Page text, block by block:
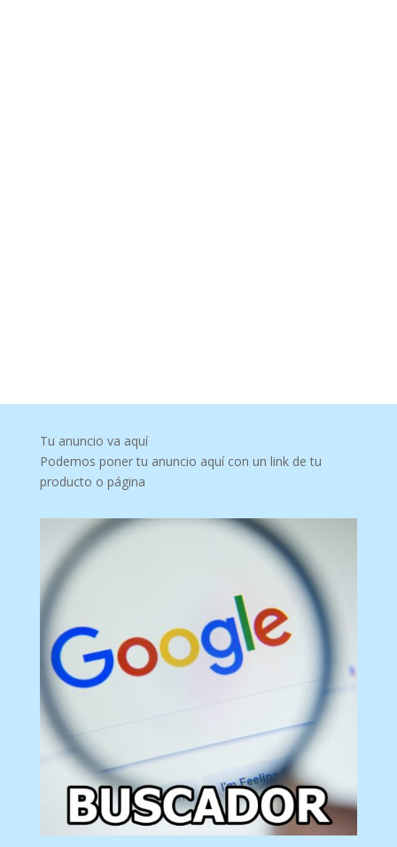
Tu anuncio va aquí
Podemos poner tu anuncio aquí con un link de tu
producto o página